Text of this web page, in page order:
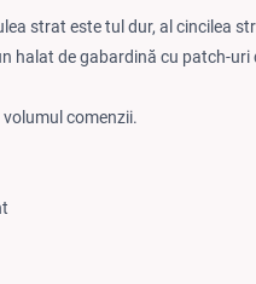
strat este tul dur, al cincilea
halat de gabardină cu patch-uri
comenzii.